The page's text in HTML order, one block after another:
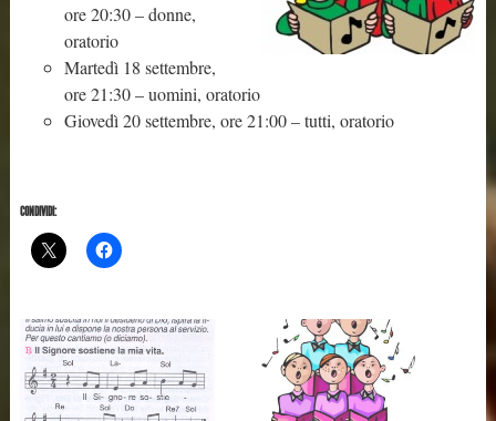
ore 20:30 – donne,
oratorio
Martedì 18 settembre,
ore 21:30 – uomini, oratorio
Giovedì 20 settembre, ore 21:00 – tutti, oratorio
CONDIVIDI: